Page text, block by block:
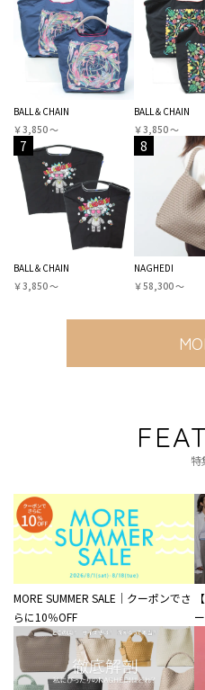
BALL＆CHAIN
￥3,850 〜
BALL＆CHAIN
￥3,850 〜
7
BALL＆CHAIN
￥3,850 〜
8
NAGHEDI
￥58,300 〜
特
MORE SUMMER SALE｜クーポンでさ
らに10％OFF